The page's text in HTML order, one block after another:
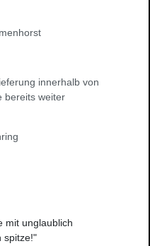
innerhalb von
bereits weiter
mit unglaublich
spitze!"